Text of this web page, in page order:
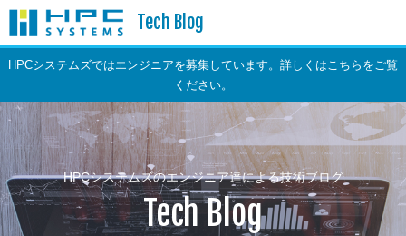
Tech Blog
HPCシステムズではエンジニアを募集しています。詳しくはこちらをご覧
ください。
HPCシステムズのエンジニア達による技術ブログ
Tech Blog